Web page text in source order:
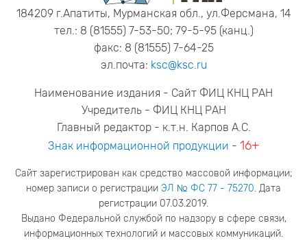
184209 г.Апатиты, Мурманская обл., ул.Ферсмана, 14
тел.: 8 (81555) 7-53-50; 79-5-95 (канц.)
факс: 8 (81555) 7-64-25
эл.почта: ksc@ksc.ru
Наименование издания - Сайт ФИЦ КНЦ РАН
Учредитель - ФИЦ КНЦ РАН
Главный редактор - к.т.н. Карпов А.С.
Знак информационной продукции - 16+
Сайт зарегистрирован как средство массовой информации;
номер записи о регистрации ЭЛ № ФС 77 - 75270. Дата
регистрации 07.03.2019.
Выдано Федеральной службой по надзору в сфере связи,
информационных технологий и массовых коммуникаций.